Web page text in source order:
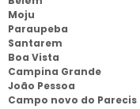
Moju
Paraupeba
Santarem
Boa Vista
Campina Grande
João Pessoa
Campo novo do Parecis